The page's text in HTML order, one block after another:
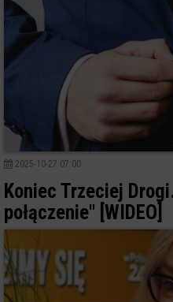
2025-10-27 07:00
Koniec Trzeciej
połączenie" [WIDEO]